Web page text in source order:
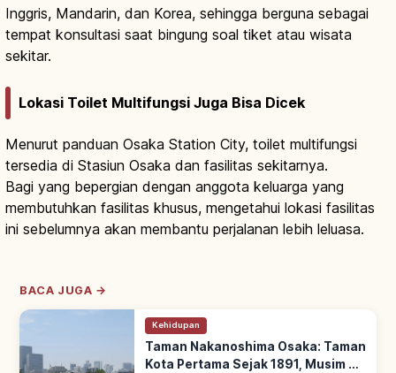
Inggris, Mandarin, dan Korea, sehingga berguna sebagai
tempat konsultasi saat bingung soal tiket atau wisata
sekitar.
Lokasi Toilet Multifungsi Juga Bisa Dicek
Menurut panduan Osaka Station City, toilet multifungsi
tersedia di Stasiun Osaka dan fasilitas sekitarnya.
Bagi yang bepergian dengan anggota keluarga yang
membutuhkan fasilitas khusus, mengetahui lokasi fasilitas
ini sebelumnya akan membantu perjalanan lebih leluasa.
BACA JUGA →
Kehidupan
Taman Nakanoshima Osaka: Taman
Kota Pertama Sejak 1891, Musim &